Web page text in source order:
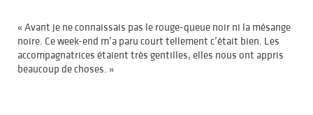
« Avant je ne connaissais pas le rouge-queue noir ni la mésange
noire. Ce week-end m’a paru court tellement c’était bien. Les
accompagnatrices étaient très gentilles, elles nous ont appris
beaucoup de choses. »